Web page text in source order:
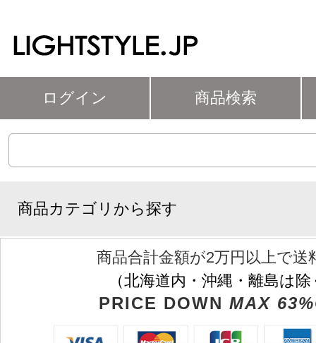
ログイン 商品検索
商品カテゴリから探す
商品合計金額が2万円以上で送
（北海道内・沖縄・離島は
PRICE DOWN MAX